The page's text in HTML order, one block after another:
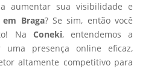
aumentar sua visibilidade e
em Braga? Se sim, então você
Na Coneki, entendemos a
presença online eficaz,
altamente competitivo para